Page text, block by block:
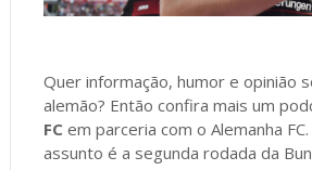
Quer informação, humor e opinião
alemão? Então confira mais um
FC em parceria com o Alemanha
assunto é a segunda rodada da